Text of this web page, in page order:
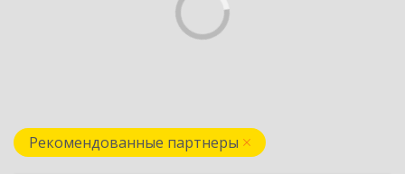
Рекомендованные партнеры